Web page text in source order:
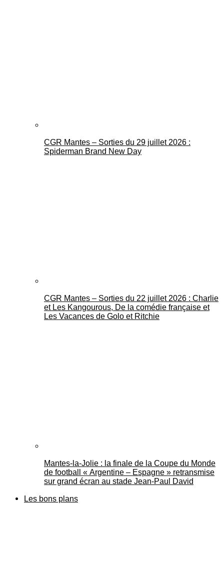
CGR Mantes – Sorties du 29 juillet 2026 :
Spiderman Brand New Day
CGR Mantes – Sorties du 22 juillet 2026 : Charlie
et Les Kangourous, De la comédie française et
Les Vacances de Golo et Ritchie
Mantes-la-Jolie : la finale de la Coupe du Monde
de football « Argentine – Espagne » retransmise
sur grand écran au stade Jean-Paul David
Les bons plans